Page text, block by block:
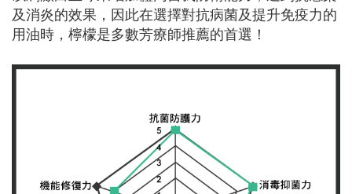
及消炎的效果，因此在選擇對抗病菌及提升免疫力的
用油時，檸檬是多數芳療師推薦的首選！